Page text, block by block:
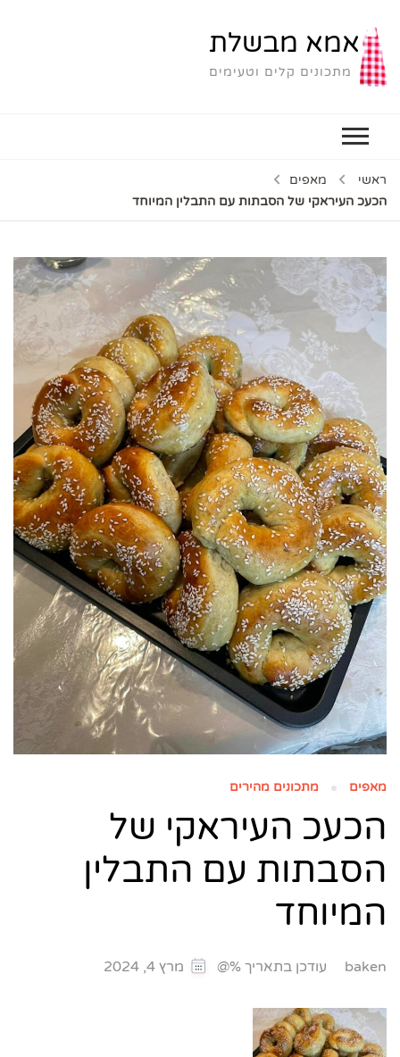
אמא מבשלת
מתכונים קלים וטעימים
ראשי
מאפים
הכעכ העיראקי של הסבתות עם התבלין המיוחד
מאפים מתכונים מהירים
הכעכ העיראקי של
הסבתות עם התבלין
המיוחד
baken עודכן בתאריך %@ מרץ 4, 2024